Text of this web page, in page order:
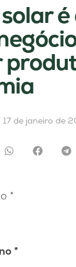
17 de janeiro de
*
*